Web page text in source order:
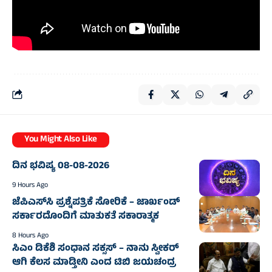
You Might Also Like
ದಿನ ಭವಿಷ್ಯ 08-08-2026
9 Hours Ago
ಜೆಪಿಎಸ್‌ಸಿ ಪ್ರಶ್ನೆಪತ್ರಿಕೆ ಸೋರಿಕೆ – ಜಾರ್ಖಂಡ್‌
ಸರ್ಕಾರದೊಂದಿಗೆ ಮಾತುಕತೆ ಸಕಾರಾತ್ಮಕ
8 Hours Ago
ಸಿಎಂ ಡಿಕೆಶಿ ಸಂಧಾನ ಸಕ್ಸಸ್‌ – ನಾನು ಸ್ವೀಕರ್
ಆಗಿ ಕೆಲಸ ಮಾಡ್ತೀನಿ ಎಂದ ಟಿಬಿ ಜಯಚಂದ್ರ